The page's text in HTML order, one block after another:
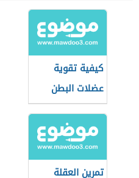
كيفية تقوية
عضلات البطن
تمرين العقلة